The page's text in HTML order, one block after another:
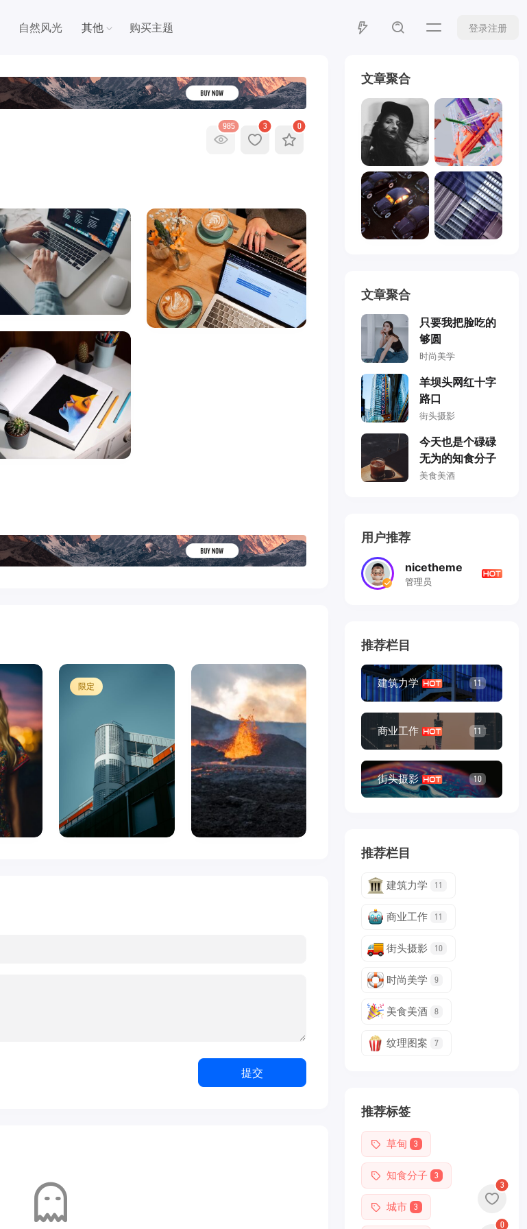
自然风光 其他 购买主题 登录注册
985 3 0
限定
提交
文章聚合
文章聚合
只要我把脸吃的
够圆
时尚美学
羊坝头网红十字
路口
街头摄影
今天也是个碌碌
无为的知食分子
美食美酒
用户推荐
nicetheme
管理员
推荐栏目
建筑力学 11
商业工作 11
街头摄影 10
推荐栏目
建筑力学 11
商业工作 11
街头摄影 10
时尚美学 9
美食美酒 8
纹理图案 7
推荐标签
草甸 3
知食分子 3
城市 3
3
0